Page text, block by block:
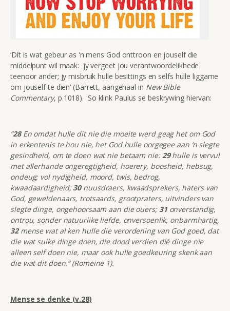
‘Dít is wat gebeur as 'n mens God onttroon en jouself die
middelpunt wil maak: jy vergeet jou verantwoordelikhede
teenoor ander; jy misbruik hulle besittings en selfs hulle liggame
om jouself te dien’ (Barrett, aangehaal in New Bible
Commentary, p.1018). So klink Paulus se beskrywing hiervan:
“28En omdat hulle dit nie die moeite werd geag het om God
in erkentenis te hou nie, het God hulle oorgegee aan ‘n slegte
gesindheid, om te doen wat nie betaam nie:29hulle is vervul
met allerhande ongeregtigheid, hoerery, boosheid, hebsug,
ondeug; vol nydigheid, moord, twis, bedrog,
kwaadaardigheid;30nuusdraers, kwaadsprekers, haters van
God, geweldenaars, trotsaards, grootpraters, uitvinders van
slegte dinge, ongehoorsaam aan die ouers;31onverstandig,
ontrou, sonder natuurlike liefde, onversoenlik, onbarmhartig,
32mense wat al ken hulle die verordening van God goed, dat
die wat sulke dinge doen, die dood verdien dié dinge nie
alleen self doen nie, maar ook hulle goedkeuring skenk aan
die wat dit doen.” (Romeine 1).
Mense se denke (v.28)